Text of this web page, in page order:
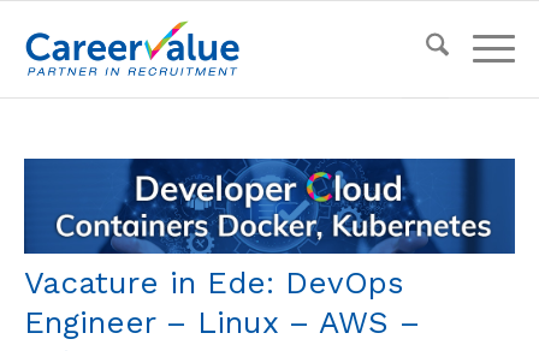
Vacature in Ede: DevOps
Engineer – Linux – AWS –